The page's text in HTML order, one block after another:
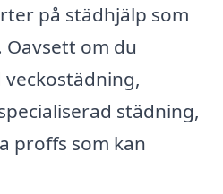
på städhjälp som
Oavsett om du
städning,
proffs som kan